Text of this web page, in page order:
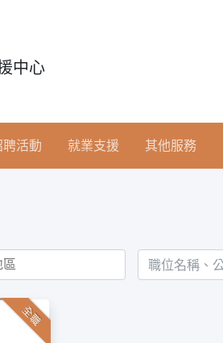
中心
聘活動 就業支援 其他服務
全職